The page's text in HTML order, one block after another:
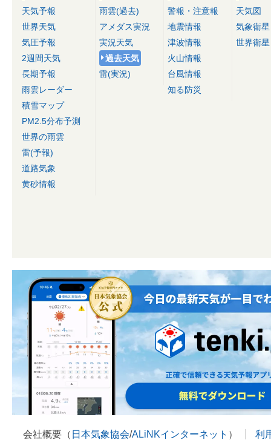
天気予報
世界天気
気圧予報
2週間天気
長期予報
雨雲レーダー
積雪マップ
PM2.5分布予測
世界の雨雲
雷(予報)
道路気象
黄砂情報
雨雲(過去)
アメダス実況
実況天気
過去天気
雷(実況)
警報・注意報
地震情報
津波情報
火山情報
台風情報
知る防災
天気図
気象衛星
世界衛星
会社概要（ 日本気象協会/ALiNKインターネット ） 利